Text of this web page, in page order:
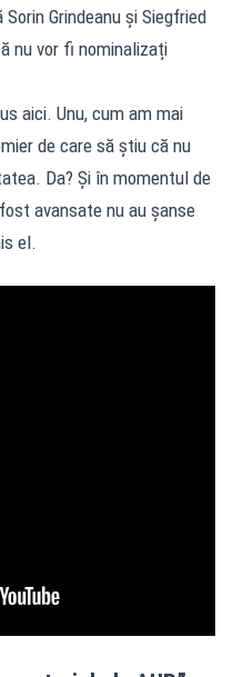
Grindeanu și Siegfried
nu vor fi nominalizați
aici. Unu, cum am mai
de care să știu că nu
Da? Și în momentul de
avansate nu au șanse
el.